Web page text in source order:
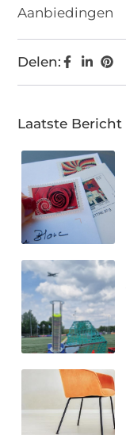
Aanbiedingen
Delen:
Laatste Bericht